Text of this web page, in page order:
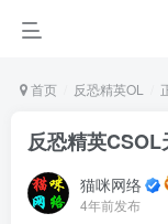
首页 反恐精英OL
反恐精英
猫咪网络
4年前发布